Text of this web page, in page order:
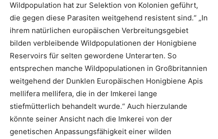
Wildpopulation hat zur Selektion von Kolonien geführt,
die gegen diese Parasiten weitgehend resistent sind.“ „In
ihrem natürlichen europäischen Verbreitungsgebiet
bilden verbleibende Wildpopulationen der Honigbiene
Reservoirs für selten gewordene Unterarten. So
entsprechen manche Wildpopulationen in Großbritannien
weitgehend der Dunklen Europäischen Honigbiene Apis
mellifera mellifera, die in der Imkerei lange
stiefmütterlich behandelt wurde.“ Auch hierzulande
könnte seiner Ansicht nach die Imkerei von der
genetischen Anpassungsfähigkeit einer wilden